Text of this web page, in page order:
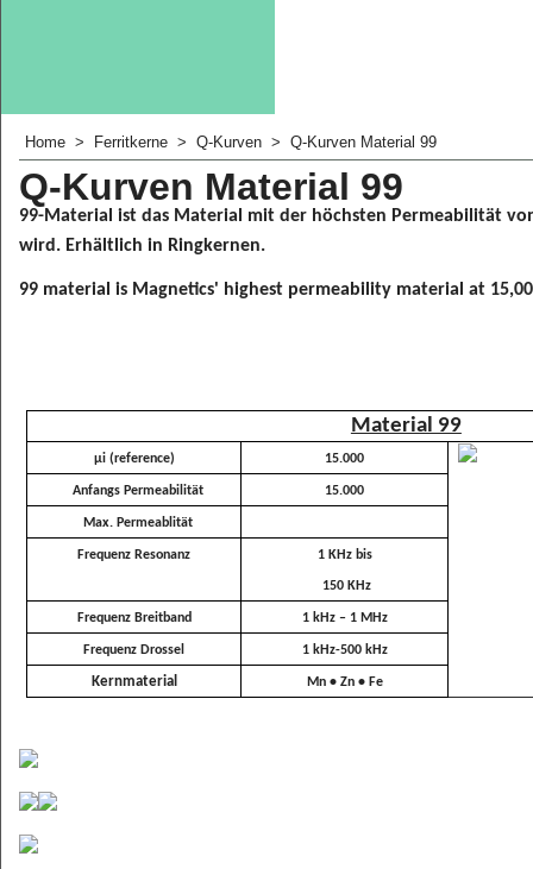
Home > Ferritkerne > Q-Kurven > Q-Kurven Material 99
Q-Kurven Material 99
99-Material ist das Material mit der höchsten Permeabilität
wird. Erhältlich in Ringkernen.
99 material is Magnetics' highest permeability material at
Material 99
μi (reference) 15.000
Anfangs Permeabilität 15.000
Max. Permeablität
Frequenz Resonanz 1 KHz bis
150 KHz
Frequenz Breitband 1 kHz – 1 MHz
Frequenz Drossel 1 kHz-500 kHz
Kernmaterial Mn • Zn • Fe